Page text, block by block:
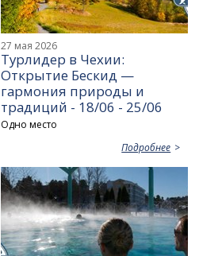
27 мая 2026
Турлидер в Чехии:
Открытие Бескид —
гармония природы и
традиций - 18/06 - 25/06
Одно место
Подробнее